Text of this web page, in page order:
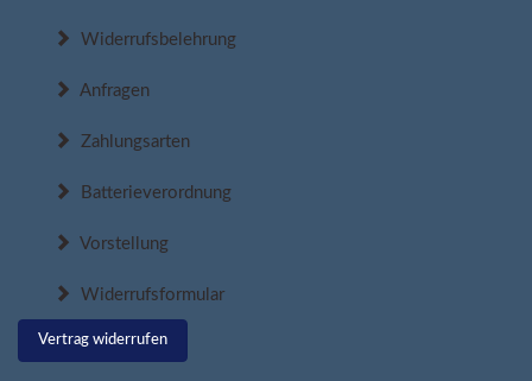
Widerrufsbelehrung
Anfragen
Zahlungsarten
Batterieverordnung
Vorstellung
Widerrufsformular
Vertrag widerrufen